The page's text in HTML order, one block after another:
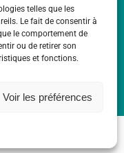
telles que les
Le fait de consentir à
le comportement de
ou de retirer son
et fonctions.
Voir les préférences